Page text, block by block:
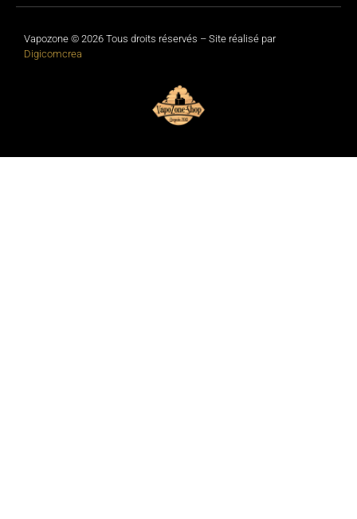
Vapozone © 2026 Tous droits réservés – Site réalisé par
Digicomcrea